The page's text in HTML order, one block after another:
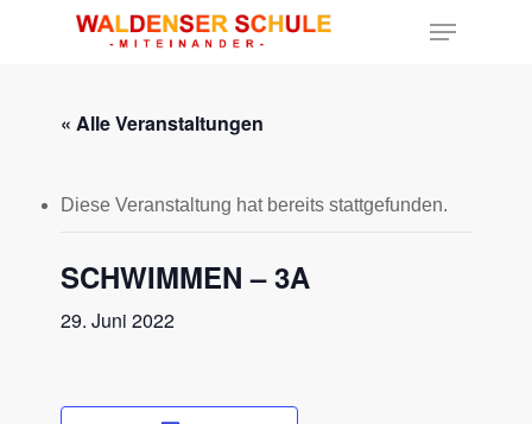
« Alle Veranstaltungen
Diese Veranstaltung hat bereits stattgefunden.
SCHWIMMEN – 3A
29. Juni 2022